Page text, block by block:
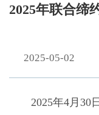
2025年联合缔
2025-05-02
2025年4月30日